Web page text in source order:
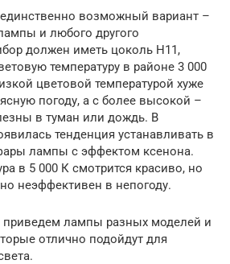
возможный вариант –
и любого другого
должен иметь цоколь H11,
температуру в районе 3 000
цветовой температурой хуже
погоду, а с более высокой –
в туман или дождь. В
тенденция устанавливать в
лампы с эффектом ксенона.
в 5 000 К смотрится красиво, но
неэффективен в непогоду.
приведем лампы разных моделей и
отлично подойдут для